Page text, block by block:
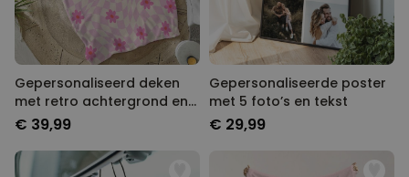
Gepersonaliseerd deken
met retro achtergrond en
naam
€ 39,99
Gepersonaliseerde poster
met 5 foto’s en tekst
€ 29,99